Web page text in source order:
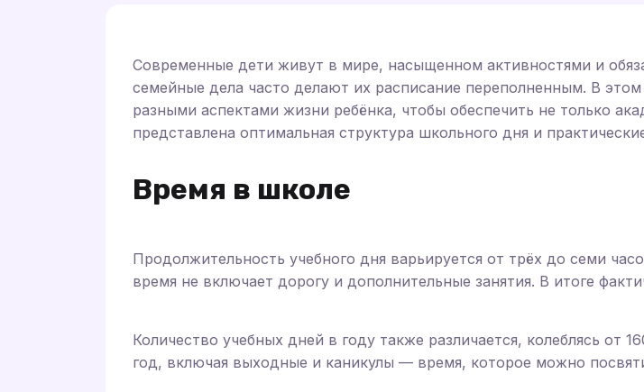
Современные дети живут в мире, насыщенном активностями и
семейные дела часто делают их расписание переполненным. В
разными аспектами жизни ребёнка, чтобы обеспечить не только
представлена оптимальная структура школьного дня и
Время в школе
Продолжительность учебного дня варьируется от трёх до семи
время не включает дорогу и дополнительные занятия. В итоге
Количество учебных дней в году также различается, колеблясь от
год, включая выходные и каникулы — время, которое можно